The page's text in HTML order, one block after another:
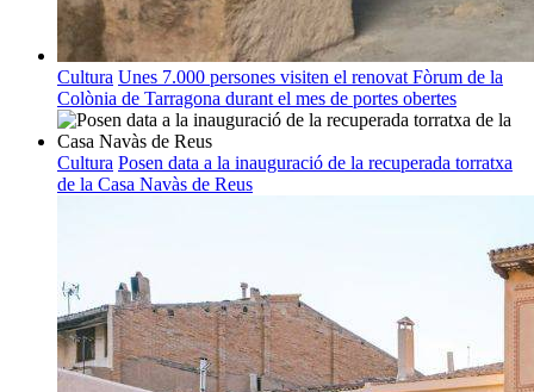
Cultura Unes 7.000 persones visiten el renovat Fòrum de la
Colònia de Tarragona durant el mes de portes obertes
Cultura Posen data a la inauguració de la recuperada torratxa
de la Casa Navàs de Reus